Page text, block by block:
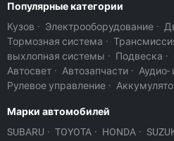
Популярные категории
Кузов · Электрооборудование ·
Тормозная система ·
выхлопная системы · Подвеска ·
Автосвет · Автозапчасти · Аудио-
Рулевое управление ·
Марки автомобилей
SUBARU · TOYOTA · HONDA ·